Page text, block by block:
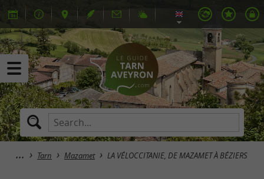
Tarn Mazamet LA VÉLOCCITANIE, DE MAZAMET À BÉZIERS